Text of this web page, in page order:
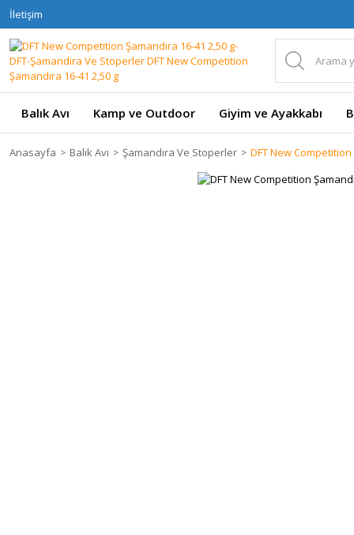
İletişim
Balık Avı Kamp ve Outdoor Giyim ve Ayakkabı
Anasayfa Balık Avı Şamandıra Ve Stoperler DFT New Competition